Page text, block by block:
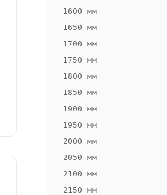
1600 мм
1650 мм
1700 мм
1750 мм
1800 мм
1850 мм
1900 мм
1950 мм
2000 мм
2050 мм
2100 мм
2150 мм